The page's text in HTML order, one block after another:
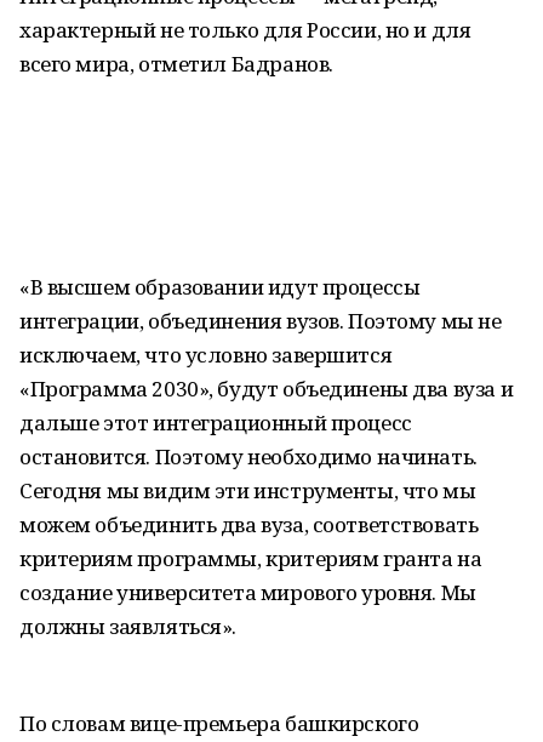
характерный не только для России, но и для
всего мира, отметил Бадранов.
«В высшем образовании идут процессы
интеграции, объединения вузов. Поэтому мы не
исключаем, что условно завершится
«Программа 2030», будут объединены два вуза и
дальше этот интеграционный процесс
остановится. Поэтому необходимо начинать.
Сегодня мы видим эти инструменты, что мы
можем объединить два вуза, соответствовать
критериям программы, критериям гранта на
создание университета мирового уровня. Мы
должны заявляться».
По словам вице-премьера башкирского